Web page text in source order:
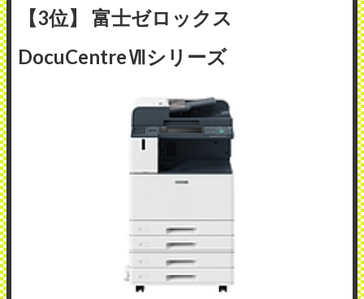
【3位】 富士ゼロックス
DocuCentreⅦシリーズ